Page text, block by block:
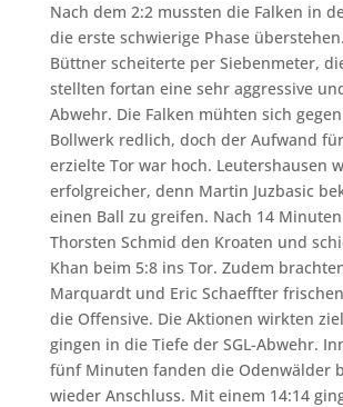
Nach dem 2:2 mussten die Falken in
die erste schwierige Phase
Büttner scheiterte per Siebenmeter,
stellten fortan eine sehr aggressive
Abwehr. Die Falken mühten sich
Bollwerk redlich, doch der Aufwand
erzielte Tor war hoch. Leutershausen
erfolgreicher, denn Martin Juzbasic
einen Ball zu greifen. Nach 14
Thorsten Schmid den Kroaten und
Khan beim 5:8 ins Tor. Zudem
Marquardt und Eric Schaeffter
die Offensive. Die Aktionen wirkten
gingen in die Tiefe der SGL-Abwehr.
fünf Minuten fanden die Odenwälder
wieder Anschluss. Mit einem 14:14